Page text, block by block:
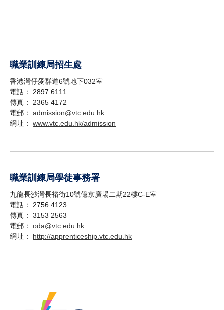
職業訓練局招生處
香港灣仔愛群道6號地下032室
電話： 2897 6111
傳真： 2365 4172
電郵： admission@vtc.edu.hk
網址： www.vtc.edu.hk/admission
職業訓練局學徒事務署
九龍長沙灣長裕街10號億京廣場二期22樓C-E室
電話： 2756 4123
傳真： 3153 2563
電郵： oda@vtc.edu.hk
網址： http://apprenticeship.vtc.edu.hk